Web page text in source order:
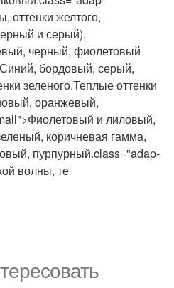
оттенки желтого,
и серый),
черный, фиолетовый
бордовый, серый,
зеленого.Теплые оттенки
оранжевый,
и лиловый,
коричневая гамма,
пурпурный.class="adap-
волны, те